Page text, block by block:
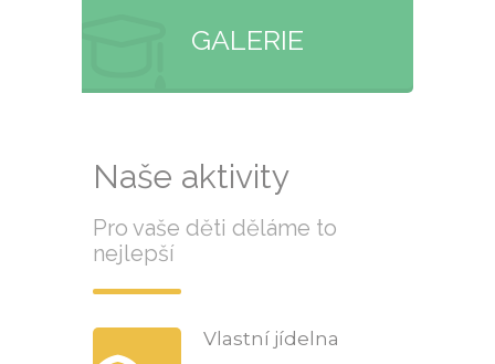
GALERIE
Naše aktivity
Pro vaše děti děláme to
nejlepší
Vlastní jídelna